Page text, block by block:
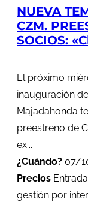
NUEVA
CZM.
SOCIOS:
El próximo
inauguración
Majadahonda
preestreno de
ex...
¿Cuándo? 07/
Precios
gestión por